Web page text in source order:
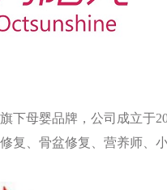
下母婴品牌，公司成立于
复、骨盆修复、营养师、